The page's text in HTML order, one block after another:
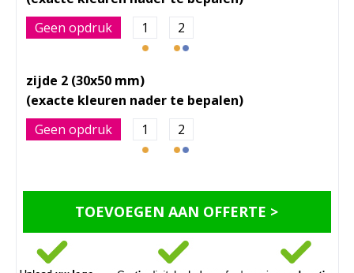
Geen opdruk 1 2
zijde 2 (30x50 mm)
Geen opdruk 1 2
TOEVOEGEN AAN OFFERTE >